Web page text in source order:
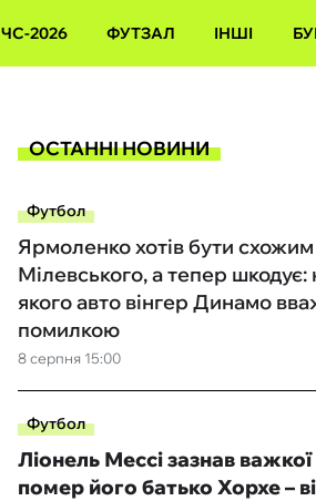
ЧС-2026 ФУТЗАЛ ІНШІ
ОСТАННІ НОВИНИ
Футбол
8 серпня 15:00
Ярмоленко хотів бути
Мілевського, а тепер шкодує:
якого авто вінгер Динамо
помилкою
Футбол
Ліонель Мессі зазнав
помер його батько Хорхе –